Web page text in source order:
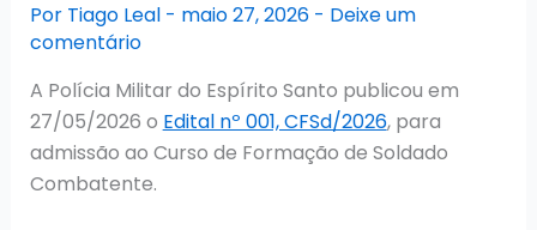
Por Tiago Leal - maio 27, 2026 - Deixe um
comentário
A Polícia Militar do Espírito Santo publicou em
27/05/2026 o Edital nº 001, CFSd/2026, para
admissão ao Curso de Formação de Soldado
Combatente.